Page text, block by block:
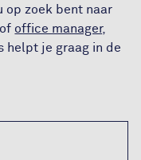
op zoek bent naar
of office manager,
helpt je graag in de